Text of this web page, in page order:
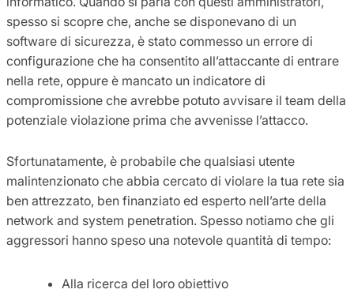
spesso si scopre che, anche se disponevano di un
software di sicurezza, è stato commesso un errore di
configurazione che ha consentito all’attaccante di entrare
nella rete, oppure è mancato un indicatore di
compromissione che avrebbe potuto avvisare il team della
potenziale violazione prima che avvenisse l’attacco.
Sfortunatamente, è probabile che qualsiasi utente
malintenzionato che abbia cercato di violare la tua rete sia
ben attrezzato, ben finanziato ed esperto nell’arte della
network and system penetration. Spesso notiamo che gli
aggressori hanno speso una notevole quantità di tempo:
Alla ricerca del loro obiettivo